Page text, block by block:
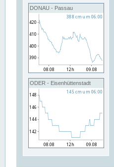
DONAU - Passau
ODER - Eisenhüttenstadt